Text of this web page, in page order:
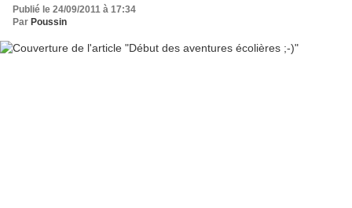
Publié le 24/09/2011 à 17:34
Par Poussin